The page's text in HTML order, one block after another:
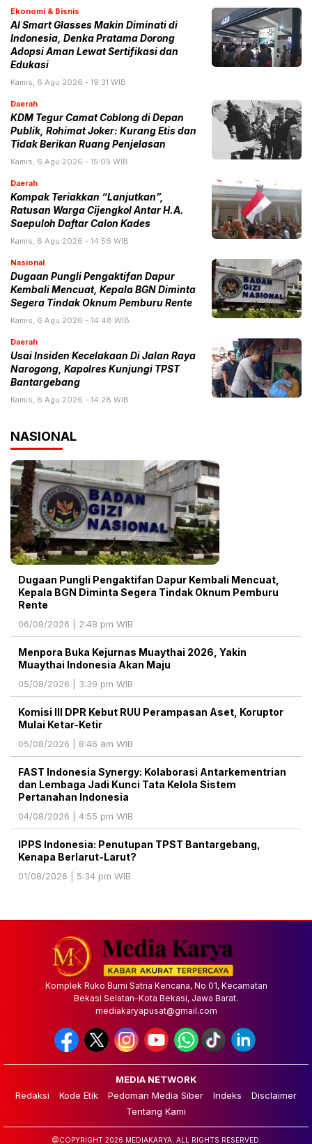
Ekonomi & Bisnis
AI Smart Glasses Makin Diminati di
Indonesia, Denka Pratama Dorong
Adopsi Aman Lewat Sertifikasi dan
Edukasi
Kamis, 6 Agu 2026 - 19:31 WIB
Daerah
KDM Tegur Camat Coblong di Depan
Publik, Rohimat Joker: Kurang Etis dan
Tidak Berikan Ruang Penjelasan
Kamis, 6 Agu 2026 - 15:05 WIB
Daerah
Kompak Teriakkan “Lanjutkan”,
Ratusan Warga Cijengkol Antar H.A.
Saepuloh Daftar Calon Kades
Kamis, 6 Agu 2026 - 14:56 WIB
Nasional
Dugaan Pungli Pengaktifan Dapur
Kembali Mencuat, Kepala BGN Diminta
Segera Tindak Oknum Pemburu Rente
Kamis, 6 Agu 2026 - 14:48 WIB
Daerah
Usai Insiden Kecelakaan Di Jalan Raya
Narogong, Kapolres Kunjungi TPST
Bantargebang
Kamis, 6 Agu 2026 - 14:28 WIB
NASIONAL
Dugaan Pungli Pengaktifan Dapur Kembali Mencuat,
Kepala BGN Diminta Segera Tindak Oknum Pemburu
Rente
06/08/2026 | 2:48 pm WIB
Menpora Buka Kejurnas Muaythai 2026, Yakin
Muaythai Indonesia Akan Maju
05/08/2026 | 3:39 pm WIB
Komisi III DPR Kebut RUU Perampasan Aset, Koruptor
Mulai Ketar-Ketir
05/08/2026 | 8:46 am WIB
FAST Indonesia Synergy: Kolaborasi Antarkementrian
dan Lembaga Jadi Kunci Tata Kelola Sistem
Pertanahan Indonesia
04/08/2026 | 4:55 pm WIB
IPPS Indonesia: Penutupan TPST Bantargebang,
Kenapa Berlarut-Larut?
01/08/2026 | 5:34 pm WIB
Komplek Ruko Bumi Satria Kencana, No 01, Kecamatan
Bekasi Selatan-Kota Bekasi, Jawa Barat.
mediakaryapusat@gmail.com
MEDIA NETWORK
Redaksi
Kode Etik Pedoman Media Siber Indeks
Disclaimer
Tentang Kami
@COPYRIGHT 2026 MEDIAKARYA. ALL RIGHTS RESERVED.